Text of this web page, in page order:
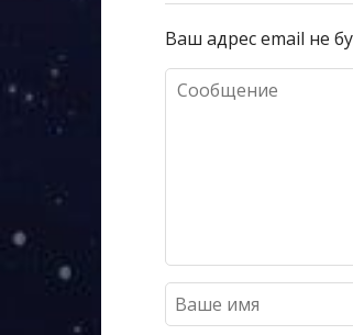
Ваш адрес email не